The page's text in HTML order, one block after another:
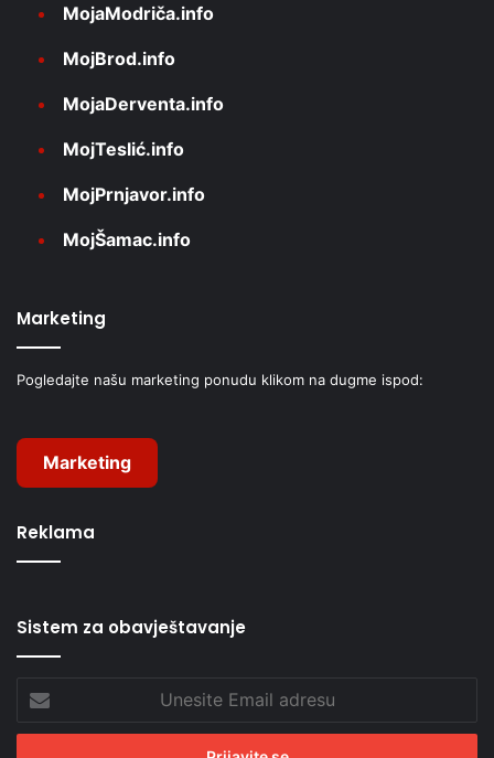
MojaModriča.info
MojBrod.info
MojaDerventa.info
MojTeslić.info
MojPrnjavor.info
MojŠamac.info
Marketing
Pogledajte našu marketing ponudu klikom na dugme ispod:
Marketing
Reklama
Sistem za obavještavanje
Email
adresu